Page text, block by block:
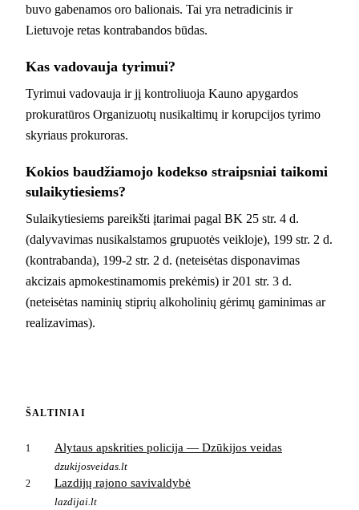
buvo gabenamos oro balionais. Tai yra netradicinis ir
Lietuvoje retas kontrabandos būdas.
Kas vadovauja tyrimui?
Tyrimui vadovauja ir jį kontroliuoja Kauno apygardos
prokuratūros Organizuotų nusikaltimų ir korupcijos tyrimo
skyriaus prokuroras.
Kokios baudžiamojo kodekso straipsniai taikomi
sulaikytiesiems?
Sulaikytiesiems pareikšti įtarimai pagal BK 25 str. 4 d.
(dalyvavimas nusikalstamos grupuotės veikloje), 199 str. 2 d.
(kontrabanda), 199-2 str. 2 d. (neteisėtas disponavimas
akcizais apmokestinamomis prekėmis) ir 201 str. 3 d.
(neteisėtas naminių stiprių alkoholinių gėrimų gaminimas ar
realizavimas).
ŠALTINIAI
1 Alytaus apskrities policija — Dzūkijos veidas
dzukijosveidas.lt
2 Lazdijų rajono savivaldybė
lazdijai.lt